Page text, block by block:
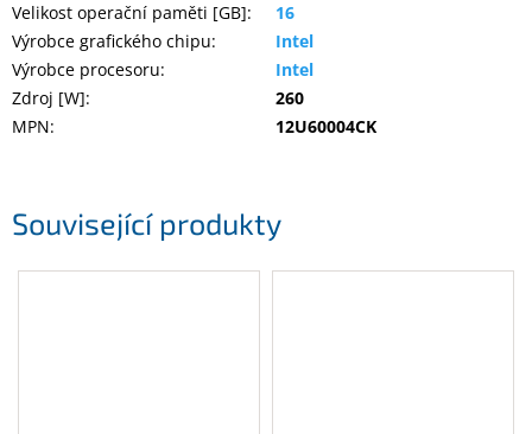
Související produkty
Velikost operační paměti [GB]:
16
Výrobce grafického chipu:
Intel
Výrobce procesoru:
Intel
Zdroj [W]:
260
MPN: 12U60004CK